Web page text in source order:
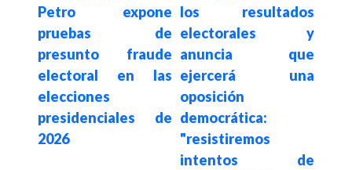
Petro expone
pruebas de
presunto fraude
electoral en las
elecciones
presidenciales de
2026
los resultados
electorales y
anuncia que
ejercerá una
oposición
democrática:
"resistiremos
intentos de